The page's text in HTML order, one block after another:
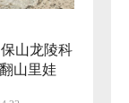
山龙陵科
山里娃